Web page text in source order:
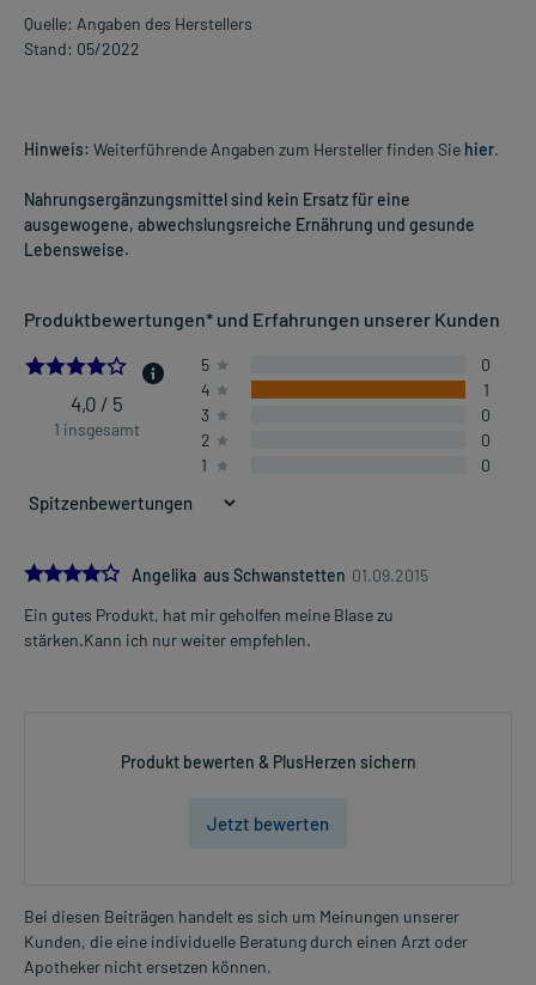
Quelle: Angaben des Herstellers
Stand: 05/2022
Hinweis: Weiterführende Angaben zum Hersteller finden Sie hier.
Nahrungsergänzungsmittel sind kein Ersatz für eine
ausgewogene, abwechslungsreiche Ernährung und gesunde
Lebensweise.
Produktbewertungen* und Erfahrungen unserer Kunden
4.0
4,0 / 5
1 insgesamt
5
0
4
1
3
0
2
0
1
0
4.0Angelika aus Schwanstetten 01.09.2015
Ein gutes Produkt, hat mir geholfen meine Blase zu
stärken.Kann ich nur weiter empfehlen.
Produkt bewerten & PlusHerzen sichern
Jetzt bewerten
Bei diesen Beiträgen handelt es sich um Meinungen unserer
Kunden, die eine individuelle Beratung durch einen Arzt oder
Apotheker nicht ersetzen können.